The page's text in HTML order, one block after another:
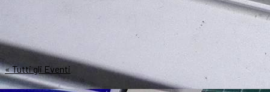
« Tutti gli Eventi